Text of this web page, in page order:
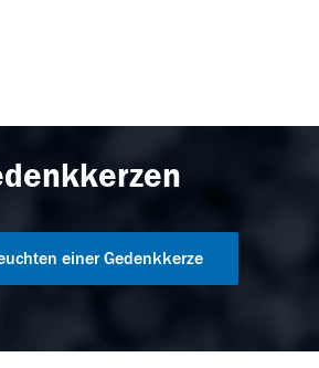
einer Gedenkkerze